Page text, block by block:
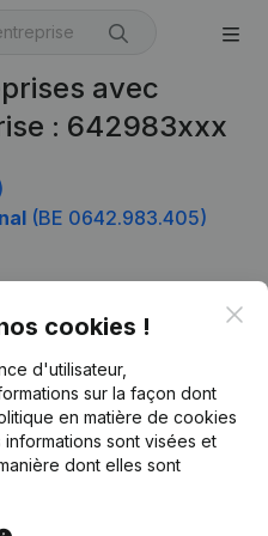
avec
: 642983xxx
(BE 0642.983.405)
cookies !
d'utilisateur,
sur la façon dont
en matière de cookies
sont visées et
dont elles sont
Monitoring
Recherche internationale